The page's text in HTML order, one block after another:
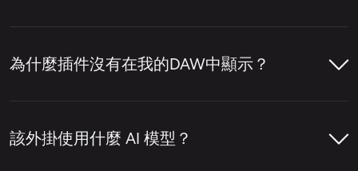
後，請按照以下步驟操作：
為什麼插件沒有在我的DAW中顯示？
正確設定，執行插件重新掃描，確保64位元
該外掛使用什麼 AI 模型？